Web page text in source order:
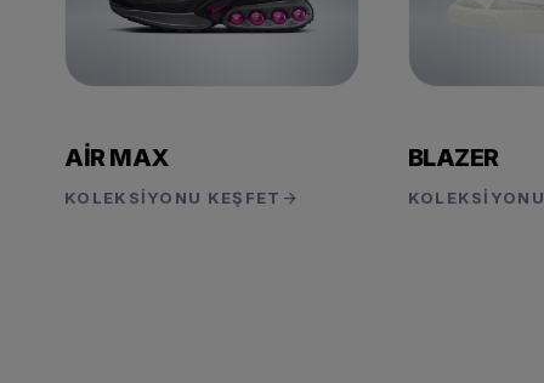
AIR MAX
KOLEKSIYONU KEŞFETarrow_forward
BLAZER